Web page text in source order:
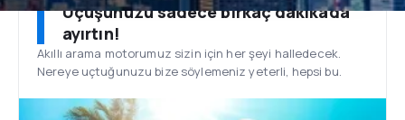
Uçuşunuzu sadece birkaç dakikada
ayırtın!
Akıllı arama motorumuz sizin için her şeyi halledecek.
Nereye uçtuğunuzu bize söylemeniz yeterli, hepsi bu.